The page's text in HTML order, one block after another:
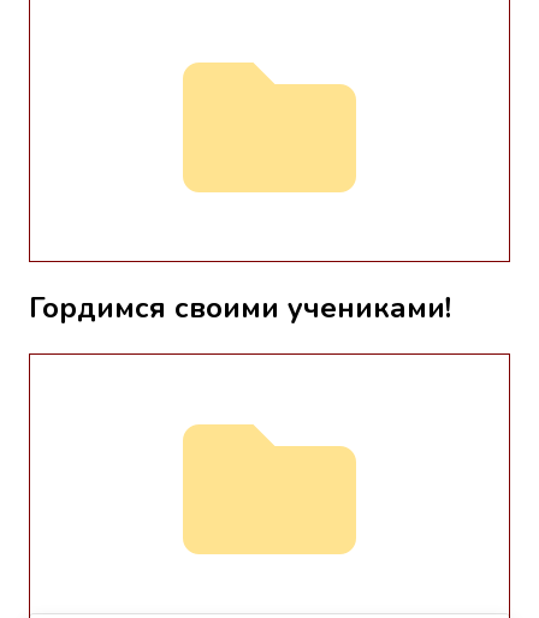
Гордимся своими учениками!